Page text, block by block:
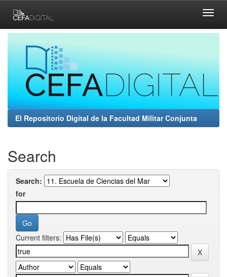
navigation
El Repositorio Digital de la Facultad Militar Conjunta
Search
Search:
for
Current filters: